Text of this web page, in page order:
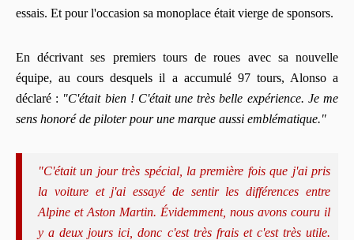
essais. Et pour l'occasion sa monoplace était vierge de sponsors.
En décrivant ses premiers tours de roues avec sa nouvelle
équipe, au cours desquels il a accumulé 97 tours, Alonso a
déclaré : "C'était bien ! C'était une très belle expérience. Je me
sens honoré de piloter pour une marque aussi emblématique."
"C'était un jour très spécial, la première fois que j'ai pris
la voiture et j'ai essayé de sentir les différences entre
Alpine et Aston Martin. Évidemment, nous avons couru il
y a deux jours ici, donc c'est très frais et c'est très utile.